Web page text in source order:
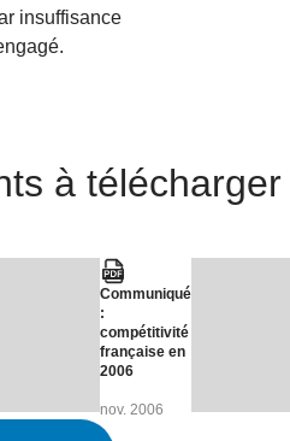
insuffisance
à télécharger
Communiqué
:
compétitivité
française en
2006
nov. 2006